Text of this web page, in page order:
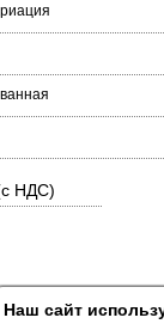
Наш сайт
НДС)